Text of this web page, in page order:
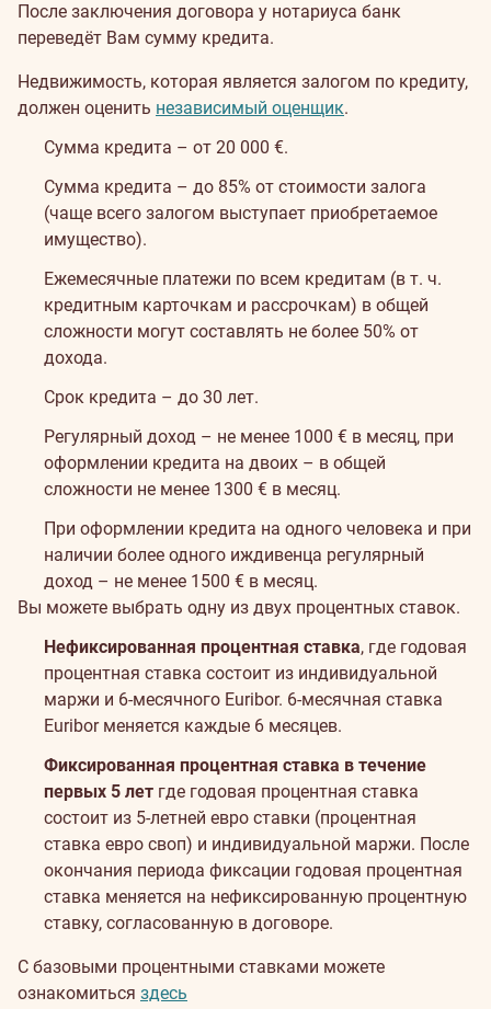
После заключения договора у нотариуса банк
переведёт Вам сумму кредита.
Недвижимость, которая является залогом по кредиту,
должен оценить независимый оценщик.
Сумма кредита – от 20 000 €.
Сумма кредита – до 85% от стоимости залога
(чаще всего залогом выступает приобретаемое
имущество).
Ежемесячные платежи по всем кредитам (в т. ч.
кредитным карточкам и рассрочкам) в общей
сложности могут составлять не более 50% от
дохода.
Срок кредита – до 30 лет.
Регулярный доход – не менее 1000 € в месяц, при
оформлении кредита на двоих – в общей
сложности не менее 1300 € в месяц.
При оформлении кредита на одного человека и при
наличии более одного иждивенца регулярный
доход – не менее 1500 € в месяц.
Вы можете выбрать одну из двух процентных ставок.
Нефиксированная процентная ставка, где годовая
процентная ставка состоит из индивидуальной
маржи и 6-месячного Euribor. 6-месячная ставка
Euribor меняется каждые 6 месяцев.
Фиксированная процентная ставка в течение
первых 5 лет где годовая процентная ставка
состоит из 5-летней евро ставки (процентная
ставка евро своп) и индивидуальной маржи. После
окончания периода фиксации годовая процентная
ставка меняется на нефиксированную процентную
ставку, согласованную в договоре.
С базовыми процентными ставками можете
ознакомиться здесь